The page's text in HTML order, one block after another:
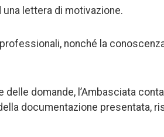
lettera di motivazione.
nonché la
domande, l’Ambasciata
documentazione presentata,